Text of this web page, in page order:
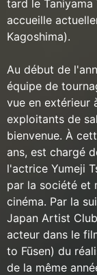
tard le
accueille
Kagoshima).
Au début de
équipe de
vue en extérieur
exploitants de
bienvenue. À
ans, est chargé
l'actrice Yumeji
par la société et
cinéma. Par la
Japan Artist
acteur dans le
to Fūsen) du
de la même